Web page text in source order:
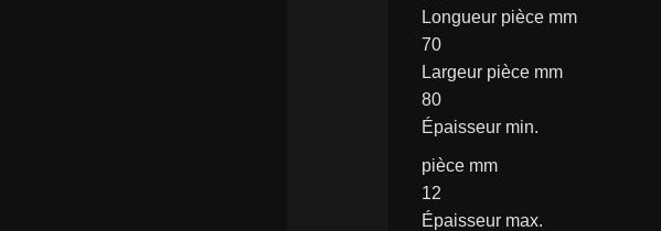
Longueur pièce mm
70
Largeur pièce mm
80
Épaisseur min.
pièce mm
12
Épaisseur max.